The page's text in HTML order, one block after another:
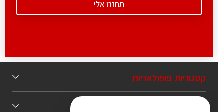
קטגוריות פופולאריות